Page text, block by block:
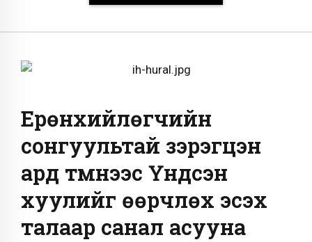
Ерөнхийлөгчийн
сонгуультай зэрэгцэн
ард түмнээс Үндсэн
хуулийг өөрчлөх эсэх
талаар санал асууна